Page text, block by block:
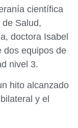
científica
Salud,
doctora Isabel
dos equipos de
nivel 3.
hito alcanzado
y el